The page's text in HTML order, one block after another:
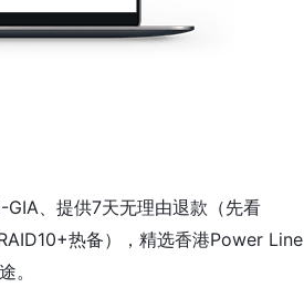
、提供7天无理由退款（先看
热备），精选香港Power Line
。